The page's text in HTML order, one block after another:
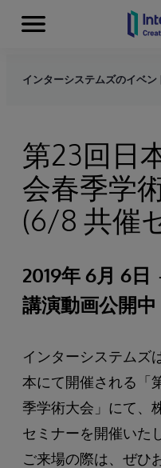
Skip to content
Menu
インターシステムズのイベン
第23回日
会春季学
(6/8 共催
2019年 6月 6日
講演動画公開中
インターシステムズ
本にて開催される「
季学術大会」にて、
セミナーを開催いた
ご来場の際は、ぜひ